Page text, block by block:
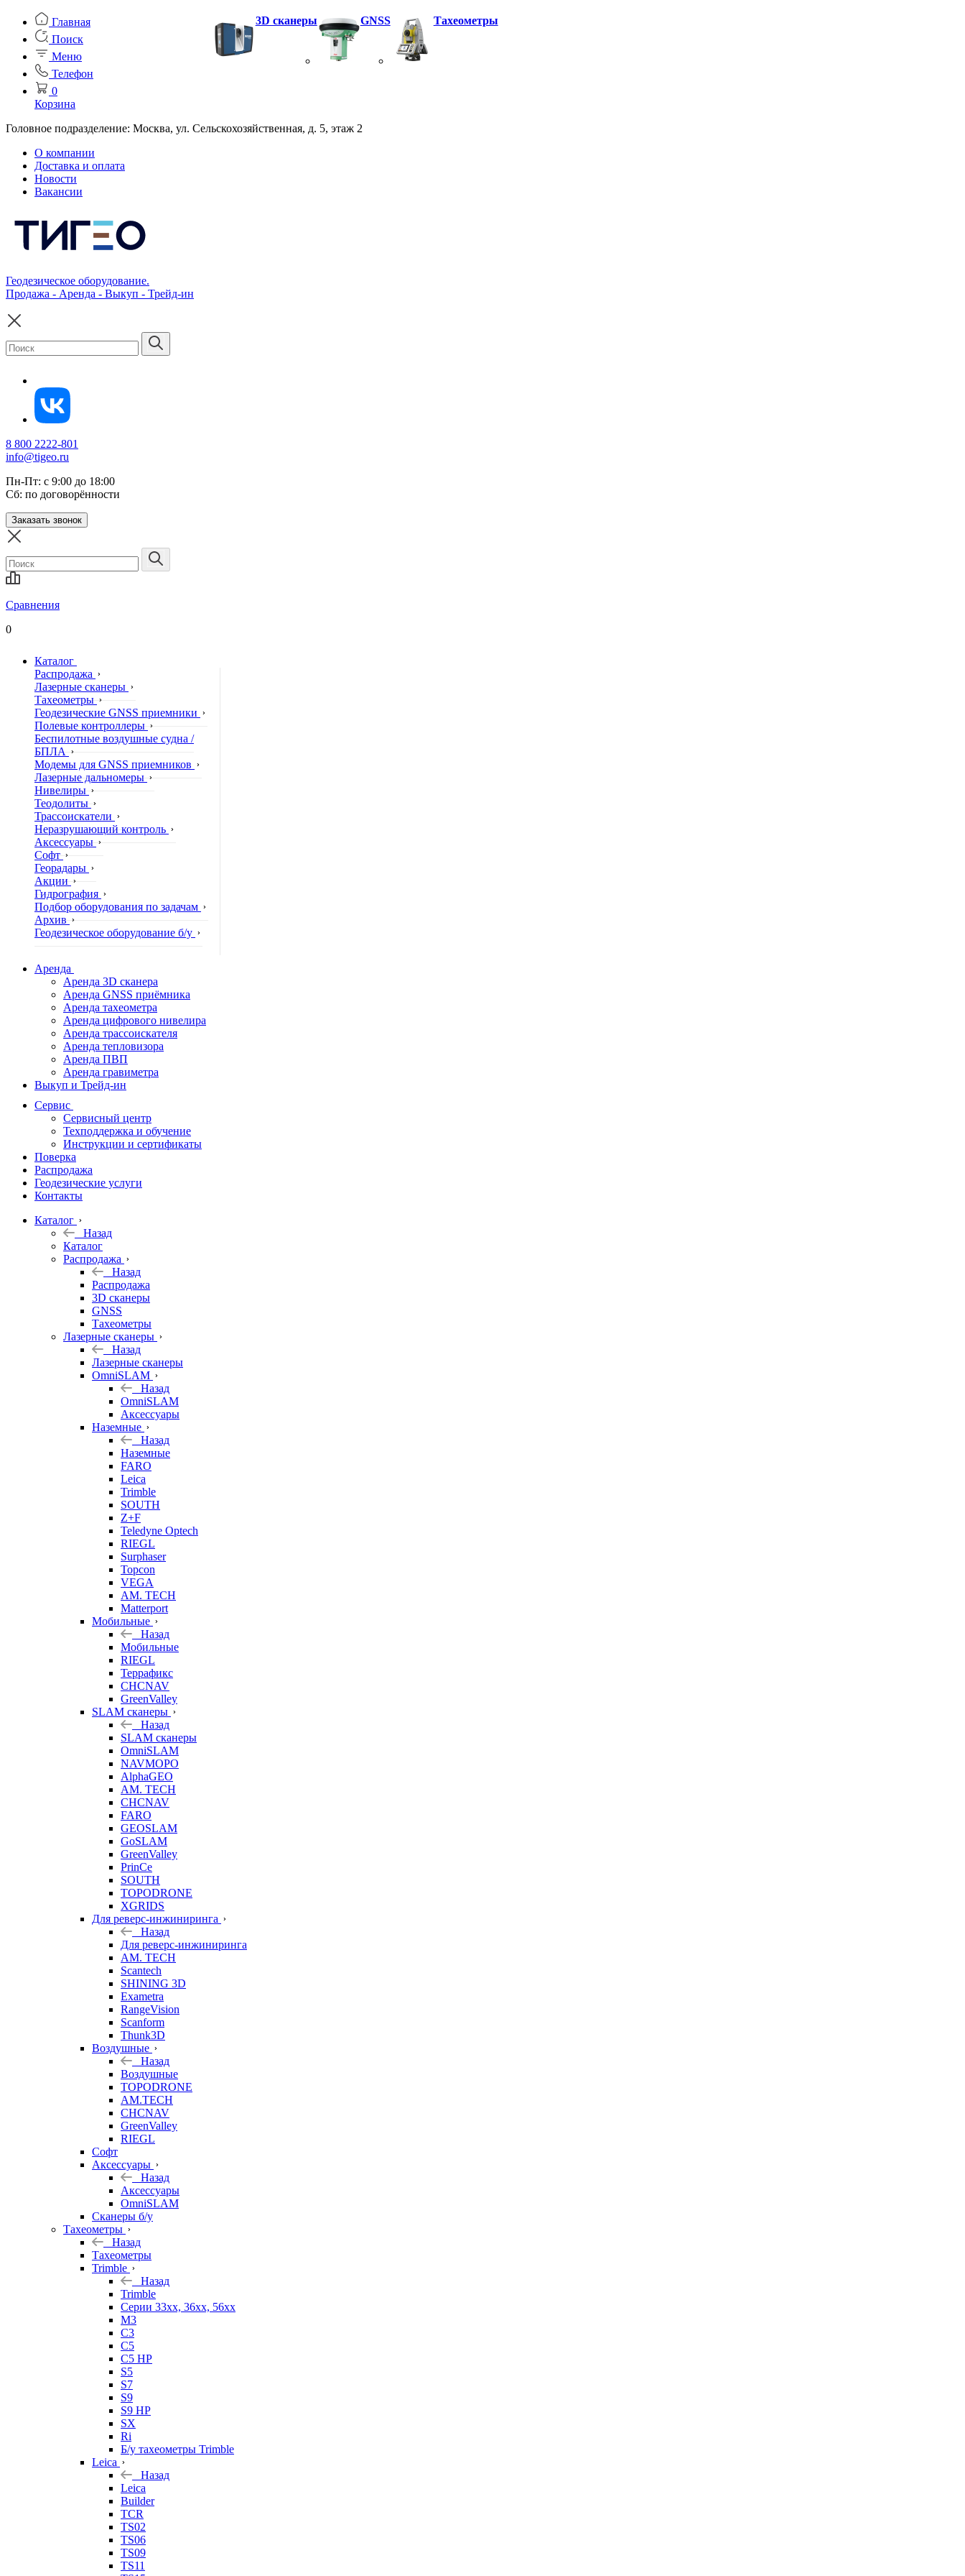
Главная
Поиск
Меню
Телефон
0
Корзина
Головное подразделение: Москва, ул. Сельскохозяйственная, д. 5, этаж 2
О компании
Доставка и оплата
Новости
Вакансии
Геодезическое оборудование.
Продажа - Аренда - Выкуп - Трейд-ин
8 800 2222-801
info@tigeo.ru
Пн-Пт: с 9:00 до 18:00
Сб: по договорённости
Заказать звонок
Сравнения
0
Каталог
Распродажа
Лазерные сканеры
Тахеометры
Геодезические GNSS приемники
Полевые контроллеры
Беспилотные воздушные судна /
БПЛА
Модемы для GNSS приемников
Лазерные дальномеры
Нивелиры
Теодолиты
Трассоискатели
Неразрушающий контроль
Аксессуары
Софт
Георадары
Акции
Гидрография
Подбор оборудования по задачам
Архив
Геодезическое оборудование б/у
3D сканеры GNSS Тахеометры
Аренда
Аренда 3D сканера
Аренда GNSS приёмника
Аренда тахеометра
Аренда цифрового нивелира
Аренда трассоискателя
Аренда тепловизора
Аренда ПВП
Аренда гравиметра
Выкуп и Трейд-ин
Сервис
Сервисный центр
Техподдержка и обучение
Инструкции и сертификаты
Поверка
Распродажа
Геодезические услуги
Контакты
Каталог
Назад
Каталог
Распродажа
Назад
Распродажа
3D сканеры
GNSS
Тахеометры
Лазерные сканеры
Назад
Лазерные сканеры
OmniSLAM
Назад
OmniSLAM
Аксессуары
Наземные
Назад
Наземные
FARO
Leica
Trimble
SOUTH
Z+F
Teledyne Optech
RIEGL
Surphaser
Topcon
VEGA
AM. TECH
Matterport
Мобильные
Назад
Мобильные
RIEGL
Террафикс
CHCNAV
GreenValley
SLAM сканеры
Назад
SLAM сканеры
OmniSLAM
NAVMOPO
AlphaGEO
AM. TECH
CHCNAV
FARO
GEOSLAM
GoSLAM
GreenValley
PrinCe
SOUTH
TOPODRONE
XGRIDS
Для реверс-инжиниринга
Назад
Для реверс-инжиниринга
AM. TECH
Scantech
SHINING 3D
Exametra
RangeVision
Scanform
Thunk3D
Воздушные
Назад
Воздушные
TOPODRONE
AM.TECH
CHCNAV
GreenValley
RIEGL
Софт
Аксессуары
Назад
Аксессуары
OmniSLAM
Сканеры б/у
Тахеометры
Назад
Тахеометры
Trimble
Назад
Trimble
Серии 33xx, 36xx, 56xx
M3
C3
C5
C5 HP
S5
S7
S9
S9 HP
SX
Ri
Б/у тахеометры Trimble
Leica
Назад
Leica
Builder
TCR
TS02
TS06
TS09
TS11